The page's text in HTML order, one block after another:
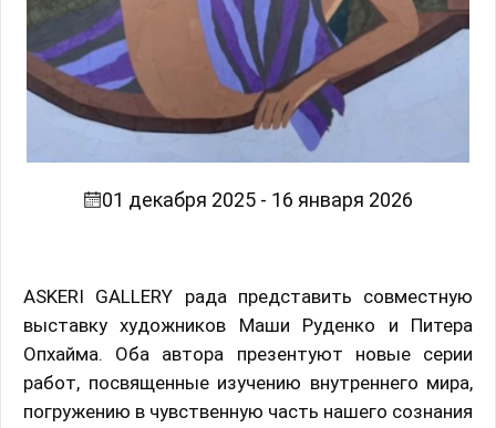
01 декабря 2025 - 16 января 2026
ASKERI GALLERY рада представить совместную
выставку художников Маши Руденко и Питера
Опхайма. Оба автора презентуют новые серии
работ, посвященные изучению внутреннего мира,
погружению в чувственную часть нашего сознания